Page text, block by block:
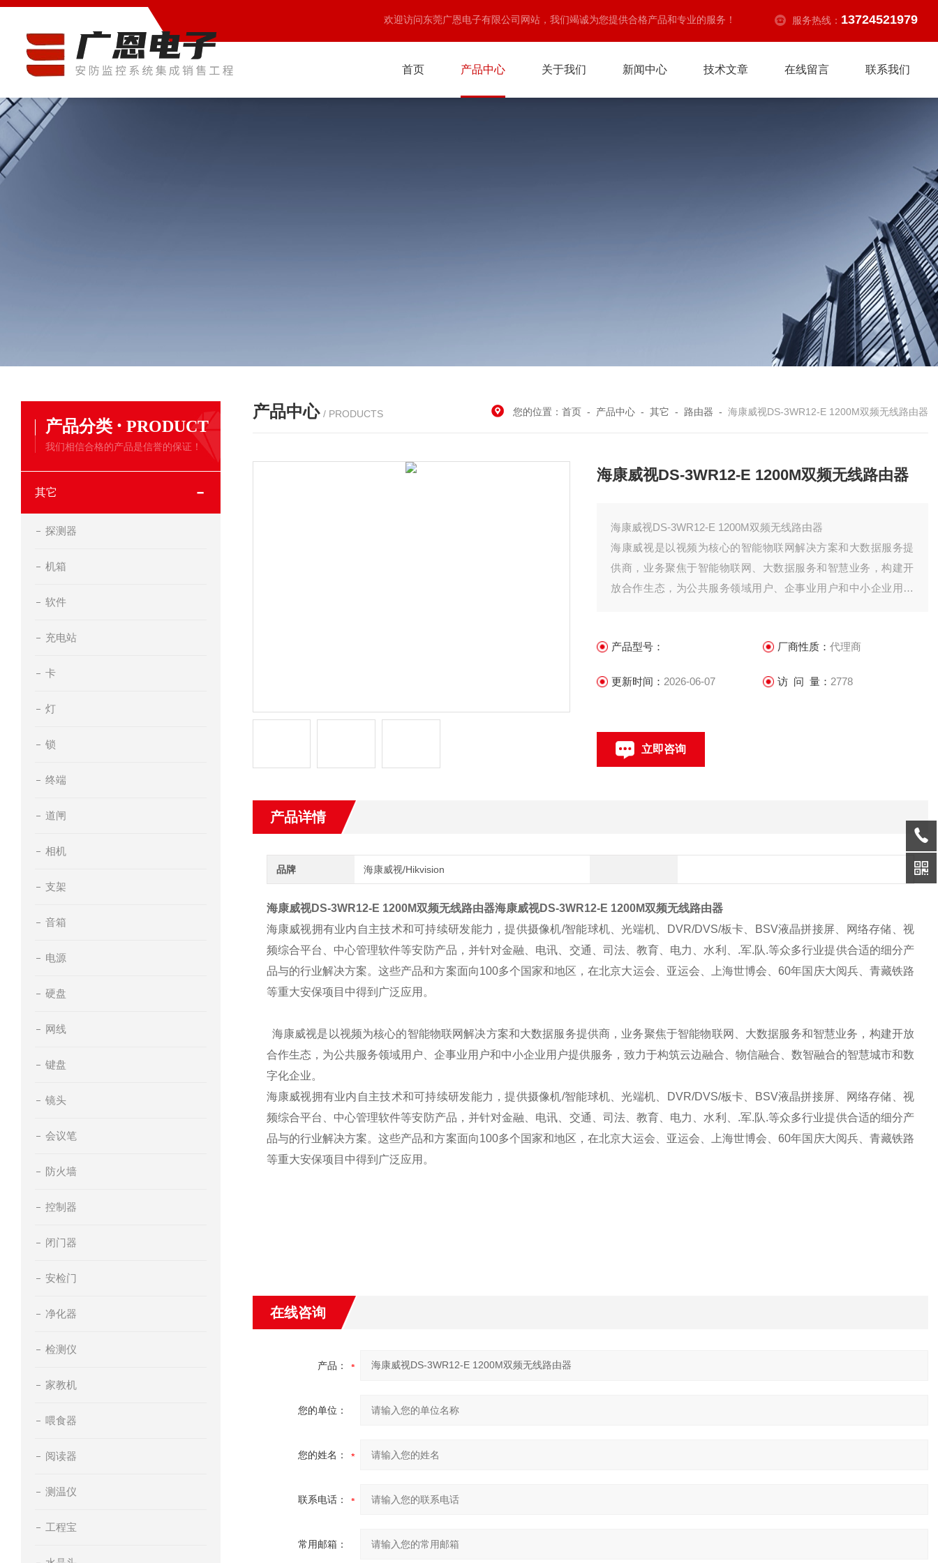
欢迎访问东莞广恩电子有限公司网站，我们竭诚为您提供合格产品和专业的服务！ 服务热线： 13724521979
首页 产品中心 关于我们 新闻中心 技术文章 在线留言 联系我们
产品分类 · PRODUCT
我们相信合格的产品是信誉的保证！
其它
探测器
机箱
软件
充电站
卡
灯
锁
终端
道闸
相机
支架
音箱
电源
硬盘
网线
键盘
镜头
会议笔
防火墙
控制器
闭门器
安检门
净化器
检测仪
家教机
喂食器
阅读器
测温仪
工程宝
产品中心 / PRODUCTS 您的位置： 首页 - 产品中心 - 其它 - 路由器 - 海康威视DS-3WR12-E 1200M双频无线路由器
海康威视DS-3WR12-E 1200M双频无线路由器
海康威视DS-3WR12-E 1200M双频无线路由器
海康威视是以视频为核心的智能物联网解决方案和大数据服务提
供商，业务聚焦于智能物联网、大数据服务和智慧业务，构建开
放合作生态，为公共服务领域用户、企事业用户和中小企业用户
产品型号：
厂商性质： 代理商
更新时间： 2026-06-07 访 问 量： 2778
立即咨询
产品详情
品牌 海康威视/Hikvision
海康威视DS-3WR12-E 1200M双频无线路由器海康威视DS-3WR12-E 1200M双频无线路由器
海康威视拥有业内自主技术和可持续研发能力，提供摄像机/智能球机、光端机、DVR/DVS/板卡、BSV液晶拼接屏、网络存储、视
频综合平台、中心管理软件等安防产品，并针对金融、电讯、交通、司法、教育、电力、水利、.军.队.等众多行业提供合适的细分产
品与的行业解决方案。这些产品和方案面向100多个国家和地区，在北京大运会、亚运会、上海世博会、60年国庆大阅兵、青藏铁路
等重大安保项目中得到广泛应用。
海康威视是以视频为核心的智能物联网解决方案和大数据服务提供商，业务聚焦于智能物联网、大数据服务和智慧业务，构建开放
合作生态，为公共服务领域用户、企事业用户和中小企业用户提供服务，致力于构筑云边融合、物信融合、数智融合的智慧城市和数
字化企业。
海康威视拥有业内自主技术和可持续研发能力，提供摄像机/智能球机、光端机、DVR/DVS/板卡、BSV液晶拼接屏、网络存储、视
频综合平台、中心管理软件等安防产品，并针对金融、电讯、交通、司法、教育、电力、水利、.军.队.等众多行业提供合适的细分产
品与的行业解决方案。这些产品和方案面向100多个国家和地区，在北京大运会、亚运会、上海世博会、60年国庆大阅兵、青藏铁路
等重大安保项目中得到广泛应用。
在线咨询
产品：
您的单位：
您的姓名：
联系电话：
常用邮箱：